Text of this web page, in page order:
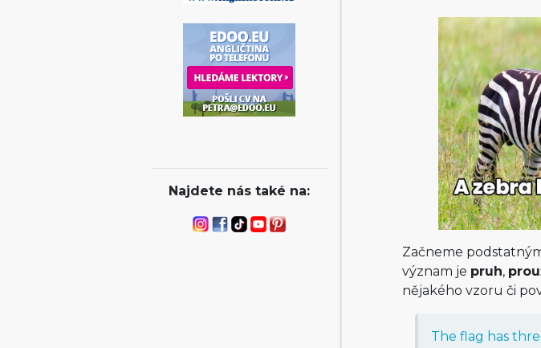
Najdete nás také na:
Začneme
význam je pruh,
nějakého vzoru či
The flag has